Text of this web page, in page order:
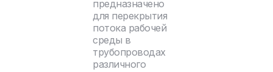
предназначено
для перекрытия
потока рабочей
среды в
трубопроводах
различного